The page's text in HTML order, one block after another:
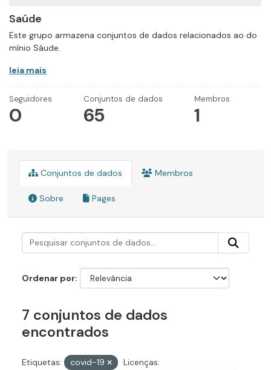
Saúde
Este grupo armazena conjuntos de dados relacionados ao do
mínio Sáude.
leia mais
Seguidores
0
Conjuntos de dados
65
Membros
1
Conjuntos de dados Membros
Sobre Pages
Ordenar por
7 conjuntos de dados
encontrados
Etiquetas: covid-19
Licenças: